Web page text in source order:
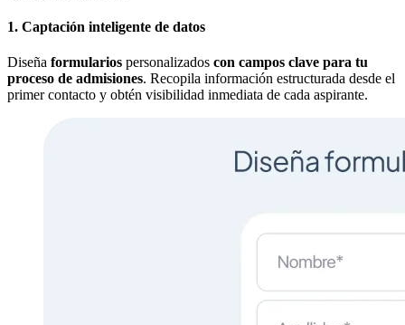
1. Captación inteligente de datos
Diseña formularios personalizados con campos clave para tu
proceso de admisiones. Recopila información estructurada desde el
primer contacto y obtén visibilidad inmediata de cada aspirante.